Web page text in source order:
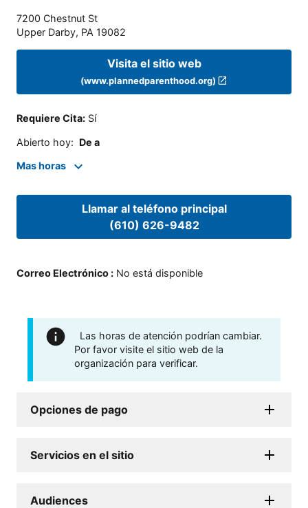
7200 Chestnut St
Upper Darby, PA 19082
Visita el sitio web
(www.plannedparenthood.org)
Requiere Cita: Sí
Abierto hoy: De a
Mas horas
Llamar al teléfono principal
(610) 626-9482
Correo Electrónico : No está disponible
Las horas de atención podrían cambiar.
Por favor visite el sitio web de la
organización para verificar.
Opciones de pago
Servicios en el sitio
Audiences